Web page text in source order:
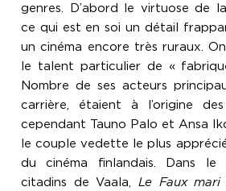
genres. D’abord le virtuose de
ce qui est en soi un détail
un cinéma encore très ruraux.
le talent particulier de «
Nombre de ses acteurs
carrière, étaient à l’origine
cependant Tauno Palo et Ansa
le couple vedette le plus
du cinéma finlandais. Dans le
citadins de Vaala, Le Faux mari